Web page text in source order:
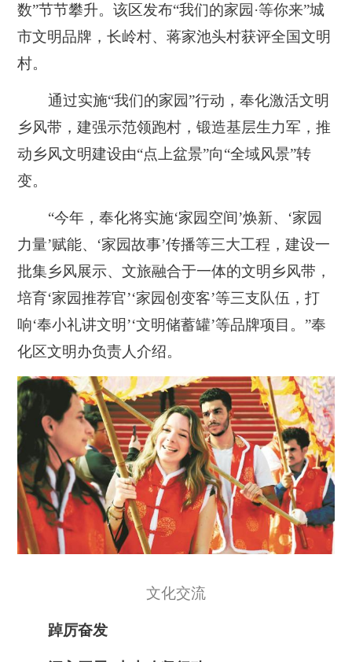
数”节节攀升。该区发布“我们的家园·等你来”城
市文明品牌，长岭村、蒋家池头村获评全国文明
村。
通过实施“我们的家园”行动，奉化激活文明
乡风带，建强示范领跑村，锻造基层生力军，推
动乡风文明建设由“点上盆景”向“全域风景”转
变。
“今年，奉化将实施‘家园空间’焕新、‘家园
力量’赋能、‘家园故事’传播等三大工程，建设一
批集乡风展示、文旅融合于一体的文明乡风带，
培育‘家园推荐官’‘家园创变客’等三支队伍，打
响‘奉小礼讲文明’‘文明储蓄罐’等品牌项目。”奉
化区文明办负责人介绍。
文化交流
踔厉奋发